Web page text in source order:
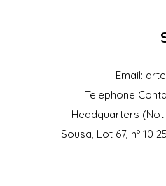
Email:
Telephone
Headquarters
Sousa, Lot 67, nº 10